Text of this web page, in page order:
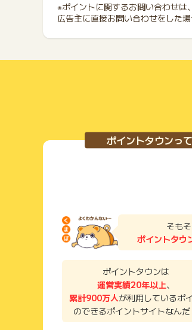
※ポイントに関するお問い合わせは、
広告主に直接お問い合わせをした
ポイントタウンっ
そもそ
ポイントタウ
ポイントタウンは
運営実績20年以上、
累計900万人が利用しているポ
のできるポイントサイトなんだ